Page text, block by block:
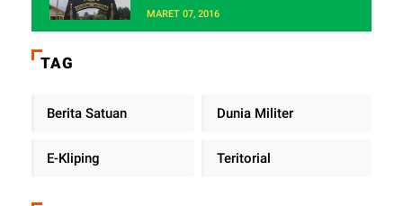
MARET 07, 2016
TAG
Berita Satuan Dunia Militer
E-Kliping Teritorial